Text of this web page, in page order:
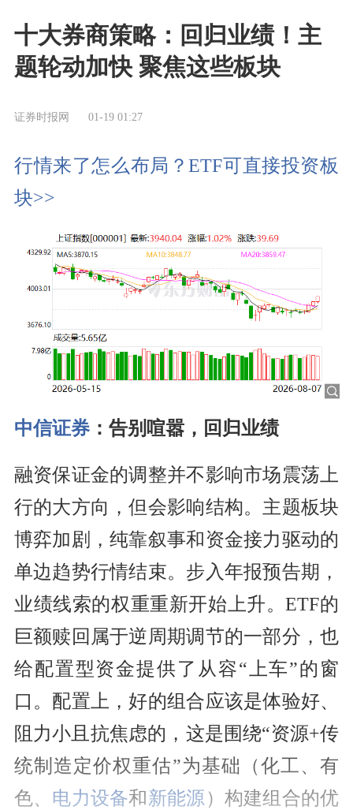
十大券商策略：回归业绩！主
题轮动加快 聚焦这些板块
证券时报网 01-19 01:27
行情来了怎么布局？ETF可直接投资板
块>>
中信证券：告别喧嚣，回归业绩
融资保证金的调整并不影响市场震荡上
行的大方向，但会影响结构。主题板块
博弈加剧，纯靠叙事和资金接力驱动的
单边趋势行情结束。步入年报预告期，
业绩线索的权重重新开始上升。ETF的
巨额赎回属于逆周期调节的一部分，也
给配置型资金提供了从容“上车”的窗
口。配置上，好的组合应该是体验好、
阻力小且抗焦虑的，这是围绕“资源+传
统制造定价权重估”为基础（化工、有
色、 电力设备和新能源 ）构建组合的优